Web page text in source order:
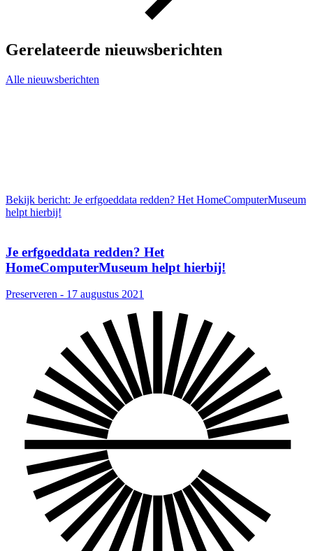
Gerelateerde nieuwsberichten
Alle nieuwsberichten
Bekijk bericht: Je erfgoeddata redden? Het HomeComputerMuseum
helpt hierbij!
Je erfgoeddata redden? Het
HomeComputerMuseum helpt hierbij!
Preserveren - 17 augustus 2021